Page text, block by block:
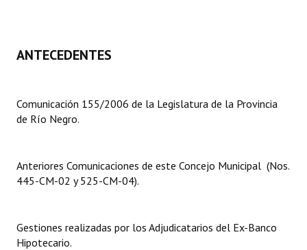
Digesto
DOCUMENTOS
Proyectos Presentados
Actas de Sesión
ANTECEDENTES
Comunicación 155/2006 de la Legislatura de la Provincia
de Río Negro.
Anteriores Comunicaciones de este Concejo Municipal (Nos.
445-CM-02 y 525-CM-04).
Gestiones realizadas por los Adjudicatarios del Ex-Banco
Hipotecario.